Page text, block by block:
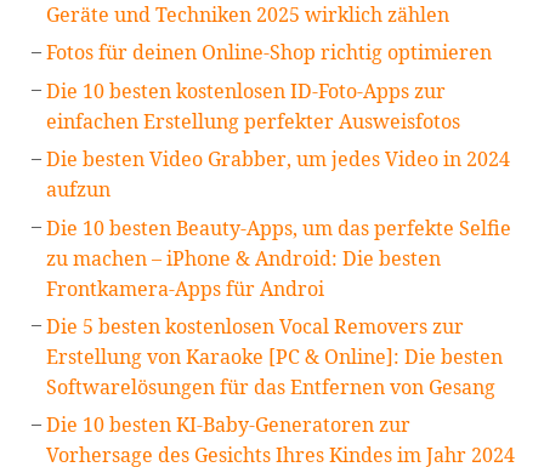
Geräte und Techniken 2025 wirklich zählen
Fotos für deinen Online-Shop richtig optimieren
Die 10 besten kostenlosen ID-Foto-Apps zur
einfachen Erstellung perfekter Ausweisfotos
Die besten Video Grabber, um jedes Video in 2024
aufzun
Die 10 besten Beauty-Apps, um das perfekte Selfie
zu machen – iPhone & Android: Die besten
Frontkamera-Apps für Androi
Die 5 besten kostenlosen Vocal Removers zur
Erstellung von Karaoke [PC & Online]: Die besten
Softwarelösungen für das Entfernen von Gesang
Die 10 besten KI-Baby-Generatoren zur
Vorhersage des Gesichts Ihres Kindes im Jahr 2024